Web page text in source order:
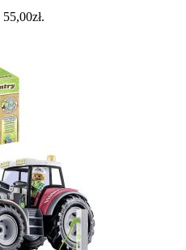
55,00zł.